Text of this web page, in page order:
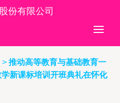
份有限公司
> 推动高等教育与基础教育一
新课标培训开班典礼在怀化